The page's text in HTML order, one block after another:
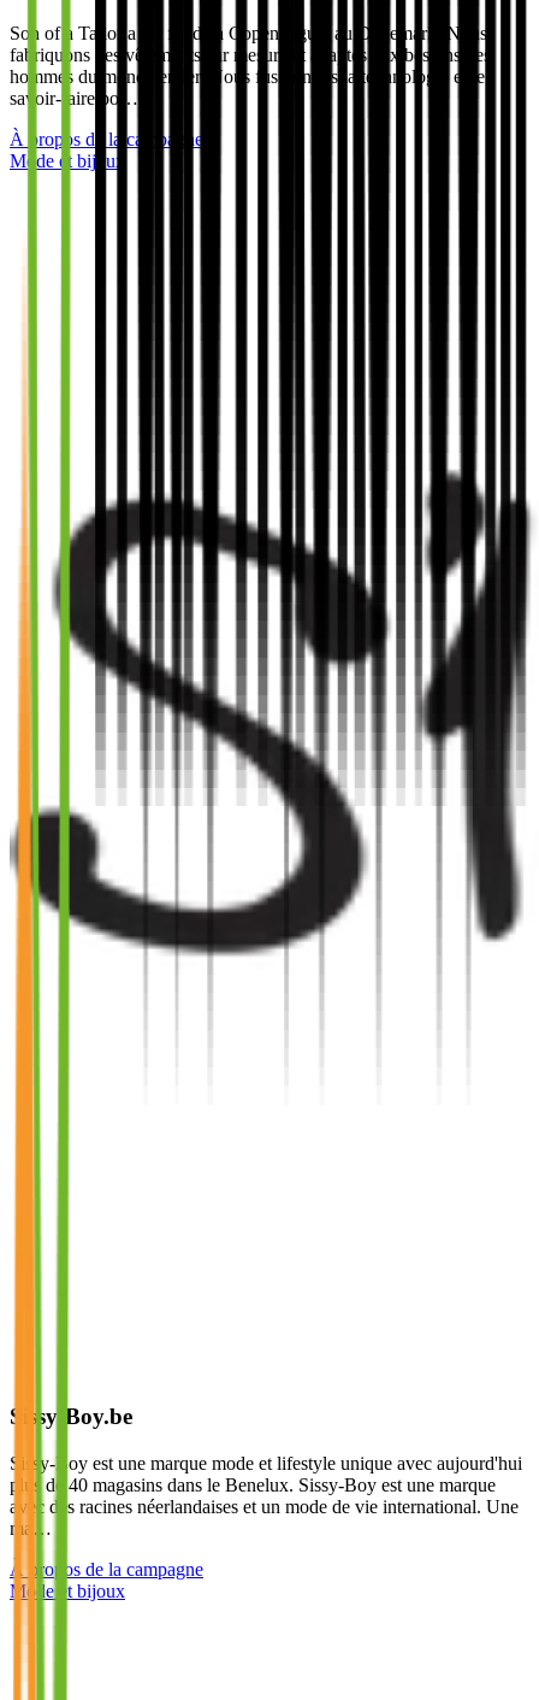
Son of a Tailor a été fondé à Copenhague, au Danemark. Nous
fabriquons des vêtements sur mesure et adaptés aux besoins des
hommes du monde entier. Nous fusionnons la technologie et le
savoir-faire po…
À propos de la campagne
Mode et bijoux
Sissy-Boy.be
Sissy-Boy est une marque mode et lifestyle unique avec aujourd'hui
plus de 40 magasins dans le Benelux. Sissy-Boy est une marque
avec des racines néerlandaises et un mode de vie international. Une
ma…
À propos de la campagne
Mode et bijoux